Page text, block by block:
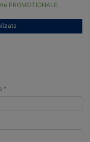
PROMOTIONALE.
*